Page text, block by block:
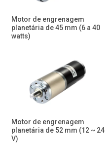
Motor de engrenagem
planetária de 45 mm (6 a 40
watts)
Motor de engrenagem
planetária de 52 mm (12 ~ 24
V)